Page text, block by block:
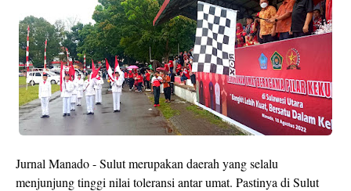
Jurnal Manado - Sulut merupakan daerah yang selalu
menjunjung tinggi nilai toleransi antar umat. Pastinya di Sulut